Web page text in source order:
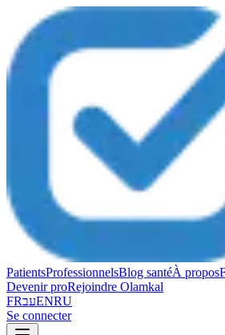
PatientsProfessionnelsBlog santéÀ propos
Devenir proRejoindre Olamkal
FRעבENRU
Se connecter